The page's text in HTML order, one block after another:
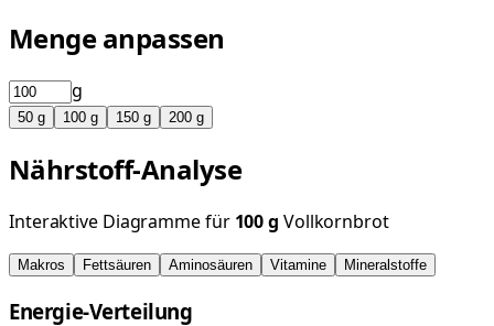
Menge anpassen
g
50 g 100 g 150 g 200 g
Nährstoff-Analyse
Interaktive Diagramme für 100g Vollkornbrot
Makros Fettsäuren Aminosäuren Vitamine Mineralstoffe
Energie-Verteilung